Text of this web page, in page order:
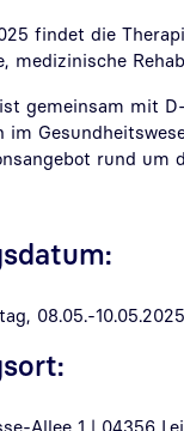
findet die
medizinische
gemeinsam mit
im
rund um
08.05.-
Allee 1 | 04356